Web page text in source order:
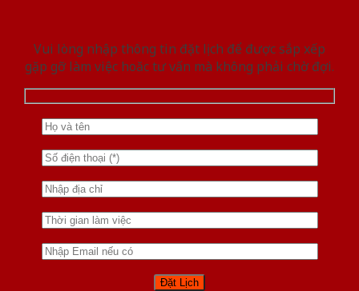
Vui lòng nhập thông tin đặt lịch để được sắp xếp
gặp gỡ làm việc hoăc tư vấn mà không phải chờ đợi.